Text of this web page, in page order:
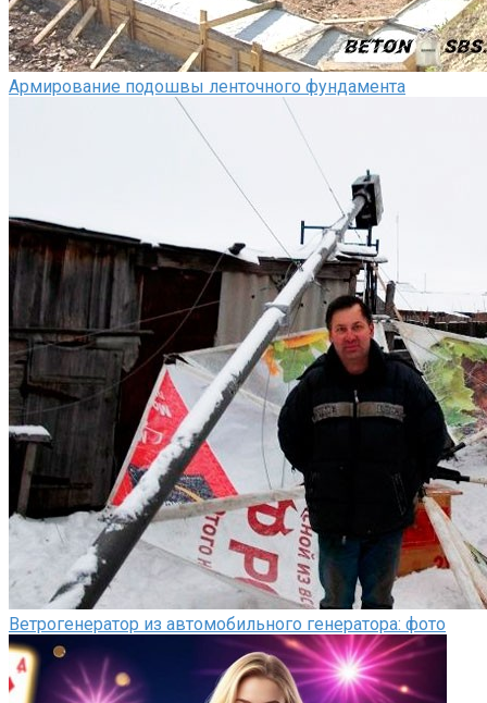
Армирование подошвы ленточного фундамента
Ветрогенератор из автомобильного генератора: фото